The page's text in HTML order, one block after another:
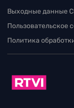
Выходные данные
Пользовательское
Политика